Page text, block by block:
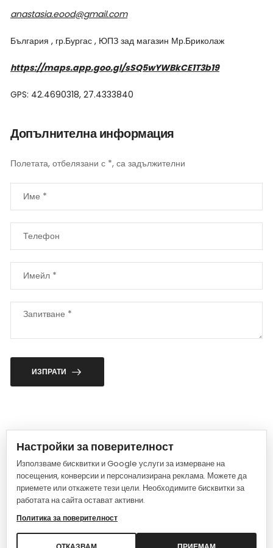
Настройки за поверителност
Използваме бисквитки и Google услуги за измерване на
посещения, конверсии и персонализирана реклама. Можете да
приемете или откажете тези цели. Необходимите бисквитки за
работата на сайта остават активни.
Политика за поверителност